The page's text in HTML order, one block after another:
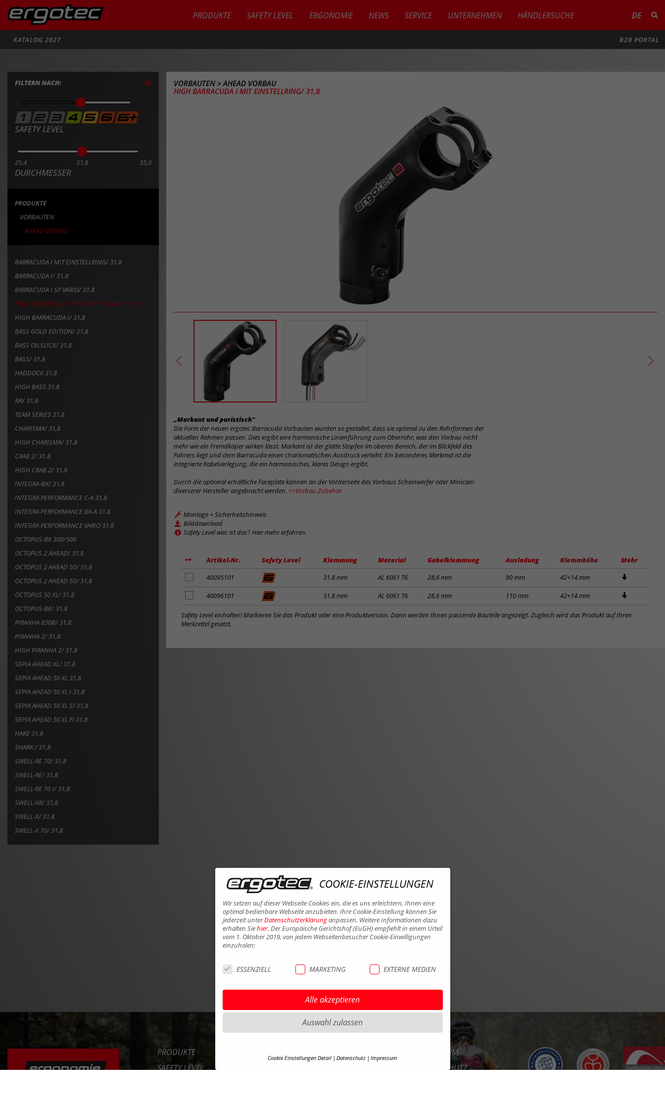
PRODUKTE SAFETY LEVEL ERGONOMIE NEWS SERVICE UNTERNEHMEN HÄNDLERSUCHE DE
KATALOG 2027 B2B PORTAL
FILTERN NACH:
SAFETY LEVEL
25,4 31,8 35,0
DURCHMESSER
PRODUKTE
VORBAUTEN
AHEAD VORBAU
BARRACUDA I MIT EINSTELLRING/ 31,8
BARRACUDA I/ 31,8
BARRACUDA I SP VARIO/ 31,8
HIGH BARRACUDA I MIT EINSTELLRING/ 31,8
HIGH BARRACUDA I/ 31,8
BASS GOLD EDITION/ 31,8
BASS OILSLICK/ 31,8
BASS/ 31,8
HADDOCK 31,8
HIGH BASS 31,8
RAY 31,8
TEAM SERIES 31,8
CHARISMA/ 31,8
HIGH CHARISMA/ 31,8
CRAB 2/ 31,8
HIGH CRAB 2/ 31,8
INTEGRA-BK/ 31,8
INTEGRA PERFORMANCE C-A 31,8
INTEGRA PERFORMANCE BK-A 31,8
INTEGRA PERFORMANCE VARIO 31,8
OCTOPUS-BK 300/500
OCTOPUS 2 AHEAD/ 31,8
OCTOPUS 2 AHEAD 50/ 31,8
OCTOPUS 2 AHEAD 50/ 31,8
OCTOPUS 50 XL/ 31,8
OCTOPUS-BK/ 31,8
PIRANHA 650B/ 31,8
PIRANHA 2/ 31,8
HIGH PIRANHA 2/ 31,8
SEPIA AHEAD XL/ 31,8
SEPIA AHEAD 50 XL 31,8
SEPIA AHEAD 50 XL I 31,8
SEPIA AHEAD 50 XL SI 31,8
SEPIA AHEAD 50 XL FI 31,8
HAKE 31,8
SHARK / 31,8
SWELL-RE 70/ 31,8
SWELL-RE/ 31,8
SWELL-RE 70 I/ 31,8
SWELL-XR/ 31,8
SWELL-X/ 31,8
SWELL-X 70/ 31,8
VORBAUTEN >AHEAD VORBAU
HIGH BARRACUDA I MIT EINSTELLRING/ 31,8
„Markant und puristisch“
Die Form der neuen ergotec Barracuda Vorbauten wurden so gestaltet, dass sie optimal zu den Rohrformen der
aktuellen Rahmen passen. Dies ergibt eine harmonische Linienführung zum Oberrohr, was den Vorbau nicht
mehr wie ein Fremdköper wirken lässt. Markant ist der glatte Stopfen im oberen Bereich, der im Blickfeld des
Fahrers liegt und dem Barracuda einen charismatischen Ausdruck verleiht. Ein besonderes Merkmal ist die
integrierte Kabelverlegung, die ein harmonisches, klares Design ergibt.
Durch die optional erhältliche Faceplate können an der Vorderseite des Vorbaus Scheinwerfer oder Minicam
diverserer Hersteller angebracht werden. >>Vorbau Zubehör
Montage + Sicherheitshinweis
Bilddownload
Safety Level was ist das? Hier mehr erfahren.
Artikel-Nr. Safety Level Klemmung Material Gabelklemmung Ausladung Klemmhöhe
Mehr
zum
Merkzettel
hinzufügen
40095101 31,8 mm AL 6061 T6 28,6 mm 90 mm 42+14 mm
zum
Merkzettel
hinzufügen
40096101 31,8 mm AL 6061 T6 28,6 mm 110 mm 42+14 mm
Safety Level einhalten! Markieren Sie das Produkt oder eine Produktversion. Dann werden Ihnen passende Bauteile angezeigt. Zugleich wird das Produkt auf Ihren
Merkzettel gesetzt.
PRODUKTE
SAFETY LEVEL
IMPRESSUM
DATENSCHUTZ
COOKIE-EINSTELLUNGEN
Wir setzen auf dieser Webseite Cookies ein, die es uns erleichtern, Ihnen eine
optimal bedienbare Webseite anzubieten. Ihre Cookie-Einstellung können Sie
jederzeit unterDatenschutzerklärunganpassen. Weitere Informationen dazu
erhalten Siehier. Der Europäische Gerichtshof (EuGH) empfiehlt in einem Urteil
vom 1. Oktober 2019, von jedem Webseitenbesucher Cookie-Einwilligungen
einzuholen:
ESSENZIELL MARKETING EXTERNE MEDIEN
Alle akzeptieren
Auswahl zulassen
Cookie Einstellungen Detail Datenschutz Impressum